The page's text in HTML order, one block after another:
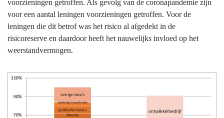
voorzieningen getroffen. Als gevolg van de coronapandemie zijn
voor een aantal leningen voorzieningen getroffen. Voor de
leningen die dit betrof was het risico al afgedekt in de
risicoreserve en daardoor heeft het nauwelijks invloed op het
weerstandvermogen.